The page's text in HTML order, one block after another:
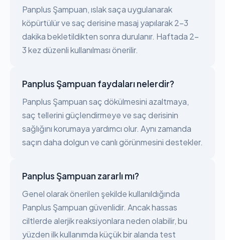
Panplus Şampuan, ıslak saça uygulanarak
köpürtülür ve saç derisine masaj yapılarak 2-3
dakika bekletildikten sonra durulanır. Haftada 2-
3 kez düzenli kullanılması önerilir.
Panplus Şampuan faydaları nelerdir?
Panplus Şampuan saç dökülmesini azaltmaya,
saç tellerini güçlendirmeye ve saç derisinin
sağlığını korumaya yardımcı olur. Aynı zamanda
saçın daha dolgun ve canlı görünmesini destekler.
Panplus Şampuan zararlı mı?
Genel olarak önerilen şekilde kullanıldığında
Panplus Şampuan güvenlidir. Ancak hassas
ciltlerde alerjik reaksiyonlara neden olabilir, bu
yüzden ilk kullanımda küçük bir alanda test